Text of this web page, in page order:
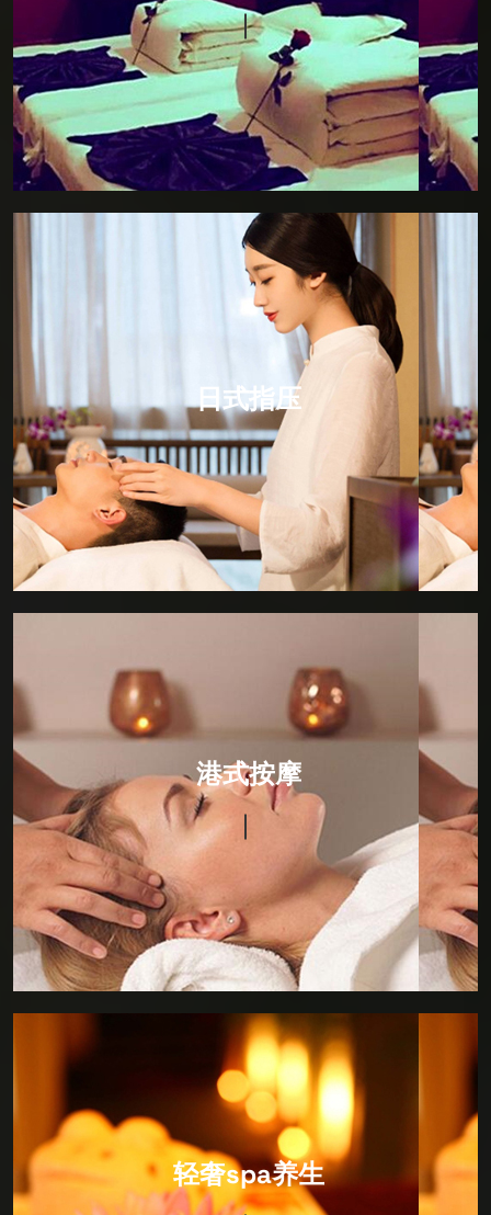
贵宾室，让阁下尽可享受独立的私人空间，暂且挥别急
促的都市节奏。以畅快的感官之旅，来唤醒您的每一寸
肌肤，感受全身心的放松。
日式指压
日式指压
日式指压，所谓“日式按摩”是以中医推拿为基本的手
法。因为中国文化对日本的影响是根深蒂固的。日式按
摩就是点道手法的具体应用，所以日式按摩的主要作用
点就是人体的动脉血管，通过人体动脉血管的三玄性空
间运动规律对人体的经脉进行比较有效的调节，所以日
式按摩是比较简单的，但却是寓意深刻的保健按摩方
法。
港式按摩
港式按摩
选用纯天然植物提炼而成的精华原液,结合专用护肤按摩
油，秉承物理学和生物学的原理，以缓慢轻柔的动作对
人体进行按压、摩擦、推拿。按摩手法细腻、指间节奏
感强。从而达到刺激皮肤神经，具有排毒、润肤养颜、
消脂纤体、提神醒脑、舒经活络、养肾补元、改善和平
衡新陈代谢功效;即刻消除精神疲劳，舒缓焦虑及紧张功
能，并有利于多种慢性疾病的康复。
轻奢spa养生
IT Consultancy
环境以日式风格为主，装修设计很有风格，硬件设施非
常完善，卫生细节做的很出色，包括拖鞋都会当你面消